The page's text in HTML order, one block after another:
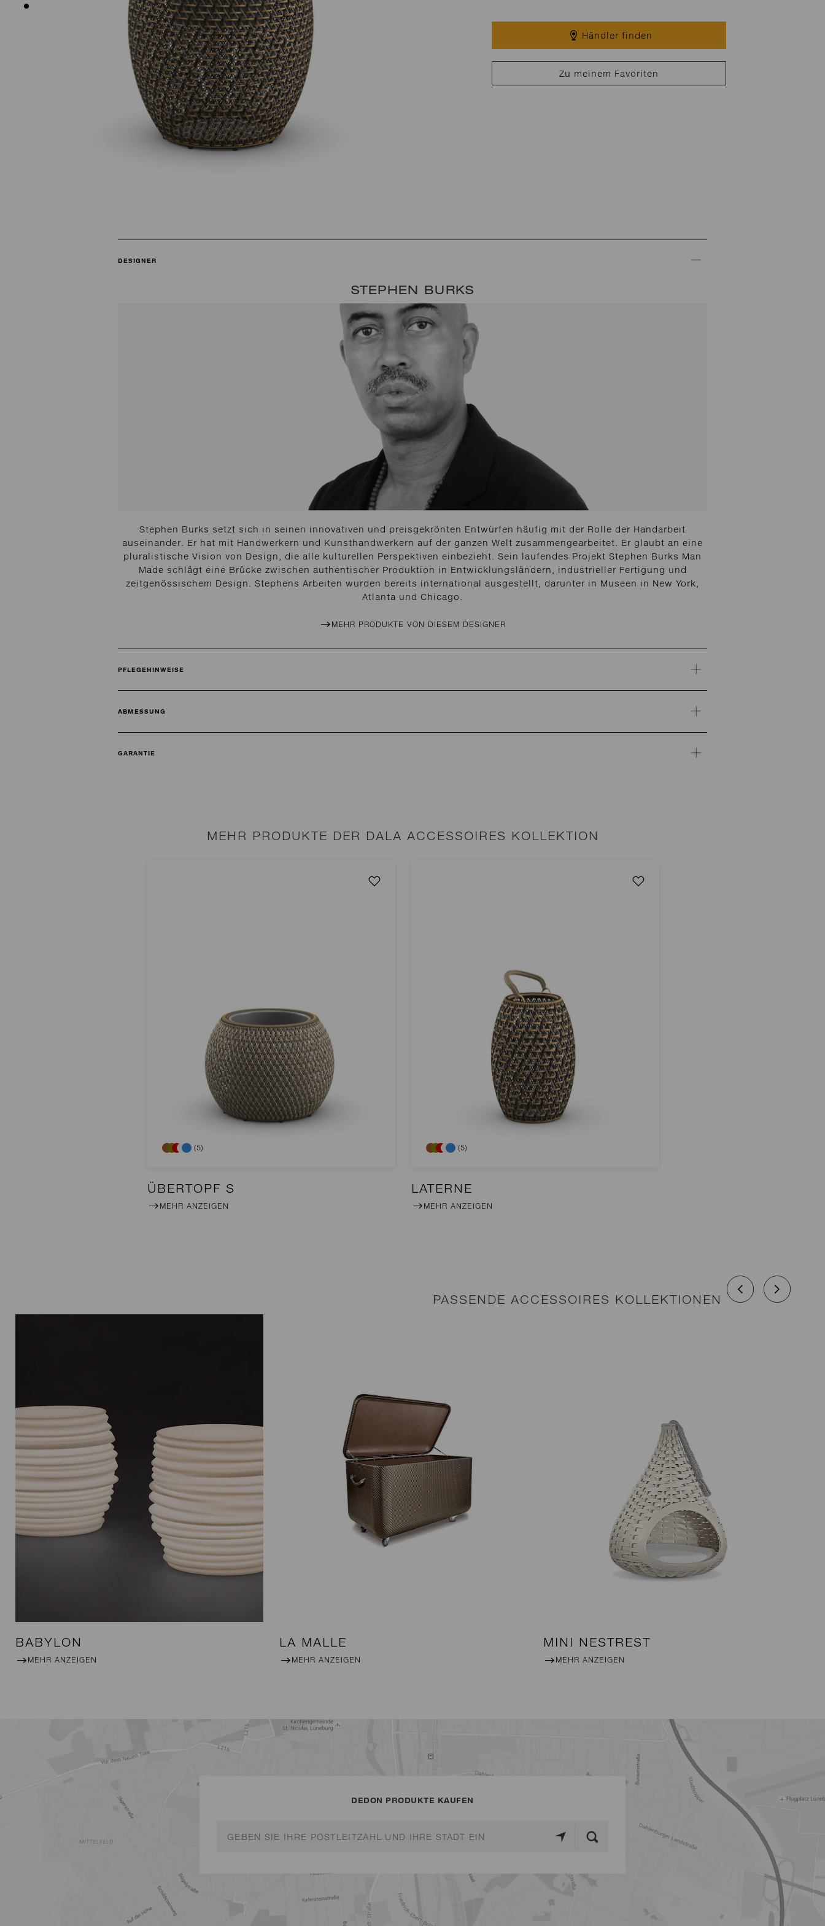
Händler finden
Zu meinem Favoriten
DESIGNER
STEPHEN BURKS
Stephen Burks setzt sich in seinen innovativen und preisgekrönten Entwürfen häufig mit der Rolle der Handarbeit
auseinander. Er hat mit Handwerkern und Kunsthandwerkern auf der ganzen Welt zusammengearbeitet. Er glaubt an eine
pluralistische Vision von Design, die alle kulturellen Perspektiven einbezieht. Sein laufendes Projekt Stephen Burks Man
Made schlägt eine Brücke zwischen authentischer Produktion in Entwicklungsländern, industrieller Fertigung und
zeitgenössischem Design. Stephens Arbeiten wurden bereits international ausgestellt, darunter in Museen in New York,
Atlanta und Chicago.
MEHR PRODUKTE VON DIESEM DESIGNER
PFLEGEHINWEISE
ABMESSUNG
GARANTIE
MEHR PRODUKTE DER DALA ACCESSOIRES KOLLEKTION
(5)
ÜBERTOPF S
MEHR ANZEIGEN
(5)
LATERNE
MEHR ANZEIGEN
PASSENDE ACCESSOIRES KOLLEKTIONEN
BABYLON
MEHR ANZEIGEN
LA MALLE
MEHR ANZEIGEN
MINI NESTREST
MEHR ANZEIGEN
DEDON PRODUKTE KAUFEN